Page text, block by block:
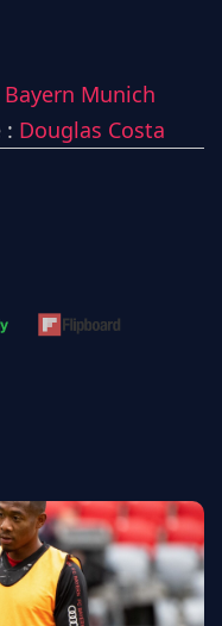
Bayern Munich
: Douglas Costa